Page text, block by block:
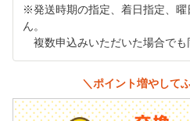
※発送時期の指定、着日指定、
ん。
複数申込みいただいた場合でも
＼ポイント増やして